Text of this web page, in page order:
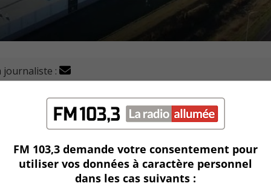
journaliste :
particulièrement celui de la ville de Brossard.
Solar, au niveau de la station Du quartier, qui suit
construites sur les 6 000 prévues.
FM 103,3 demande votre consentement pour
utiliser vos données à caractère personnel
dans les cas suivants :